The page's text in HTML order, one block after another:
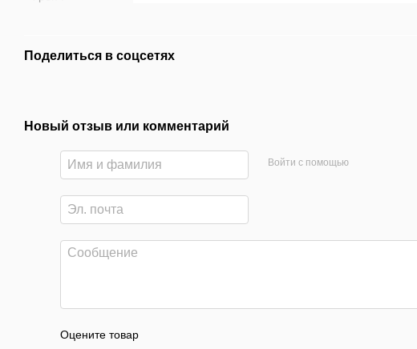
Поделиться в соцсетях
Новый отзыв или комментарий
Войти с помощью
Оцените товар